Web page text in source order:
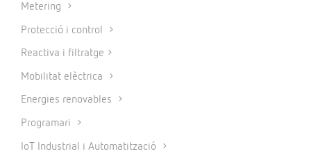
Metering
Protecció i control
Reactiva i filtratge
Mobilitat elèctrica
Energies renovables
Programari
IoT Industrial i Automatització